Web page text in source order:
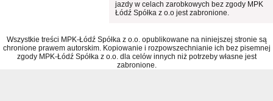
jazdy w celach zarobkowych bez zgody MPK
Łódź Spółka z o.o jest zabronione.
Wszystkie treści MPK-Łódź Spółka z o.o. opublikowane na niniejszej stronie są
chronione prawem autorskim. Kopiowanie i rozpowszechnianie ich bez pisemnej
zgody MPK-Łódź Spółka z o.o. dla celów innych niż potrzeby własne jest
zabronione.